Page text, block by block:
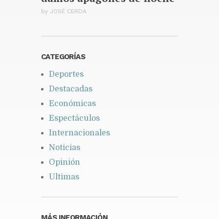
by JOSÉ CERDA
CATEGORÍAS
Deportes
Destacadas
Económicas
Espectáculos
Internacionales
Noticias
Opinión
Ultimas